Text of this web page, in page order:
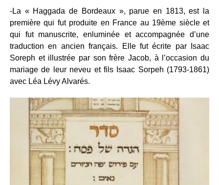
-La « Haggada de Bordeaux », parue en 1813, est la
première qui fut produite en France au 19ème siècle et
qui fut manuscrite, enluminée et accompagnée d’une
traduction en ancien français. Elle fut écrite par Isaac
Soreph et illustrée par son frère Jacob, à l’occasion du
mariage de leur neveu et fils Isaac Sorpeh (1793-1861)
avec Léa Lévy Alvarés.